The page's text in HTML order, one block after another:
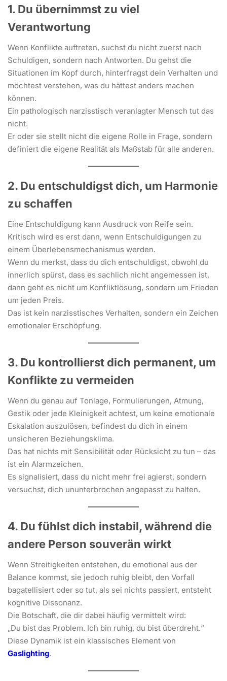
1. Du übernimmst zu viel
Verantwortung
Wenn Konflikte auftreten, suchst du nicht zuerst nach
Schuldigen, sondern nach Antworten. Du gehst die
Situationen im Kopf durch, hinterfragst dein Verhalten und
möchtest verstehen, was du hättest anders machen
können.
Ein pathologisch narzisstisch veranlagter Mensch tut das
nicht.
Er oder sie stellt nicht die eigene Rolle in Frage, sondern
definiert die eigene Realität als Maßstab für alle anderen.
2. Du entschuldigst dich, um Harmonie
zu schaffen
Eine Entschuldigung kann Ausdruck von Reife sein.
Kritisch wird es erst dann, wenn Entschuldigungen zu
einem Überlebensmechanismus werden.
Wenn du merkst, dass du dich entschuldigst, obwohl du
innerlich spürst, dass es sachlich nicht angemessen ist,
dann geht es nicht um Konfliktlösung, sondern um Frieden
um jeden Preis.
Das ist kein narzisstisches Verhalten, sondern ein Zeichen
emotionaler Erschöpfung.
3. Du kontrollierst dich permanent, um
Konflikte zu vermeiden
Wenn du genau auf Tonlage, Formulierungen, Atmung,
Gestik oder jede Kleinigkeit achtest, um keine emotionale
Eskalation auszulösen, befindest du dich in einem
unsicheren Beziehungsklima.
Das hat nichts mit Sensibilität oder Rücksicht zu tun – das
ist ein Alarmzeichen.
Es signalisiert, dass du nicht mehr frei agierst, sondern
versuchst, dich ununterbrochen angepasst zu halten.
4. Du fühlst dich instabil, während die
andere Person souverän wirkt
Wenn Streitigkeiten entstehen, du emotional aus der
Balance kommst, sie jedoch ruhig bleibt, den Vorfall
bagatellisiert oder so tut, als sei nichts passiert, entsteht
kognitive Dissonanz.
Die Botschaft, die dir dabei häufig vermittelt wird:
„Du bist das Problem. Ich bin ruhig, du bist überdreht.“
Diese Dynamik ist ein klassisches Element von
Gaslighting.